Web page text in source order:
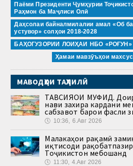
Паёми Президенти Ҷумҳурии
Раҳмон ба Маҷлиси Олӣ
Даҳсолаи байналмилалии амал «Об
устувор» солҳои 2018-2028
БАҲОГУЗОРИИ ЛОИҲАИ НБО «РОҒУН»
Ҳамаи мавзӯъҳои махсус
МАВОДҲОИ ТАҲЛИЛӢ
ТАВСИЯҲОИ МУФИД.
нави захира кардани
сабзавот барои фасли
🕔 10:36, 6.Авг 2026
Малакаҳои рақамӣ
иқтисоди
Тоҷикистон мебошанд
🕔 11:30, 4.Авг 2026